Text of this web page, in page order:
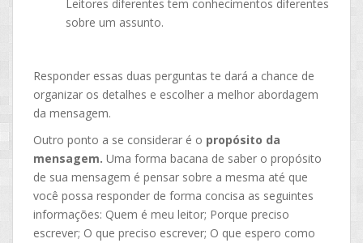
Leitores diferentes tem conhecimentos diferentes
sobre um assunto.
Responder essas duas perguntas te dará a chance de
organizar os detalhes e escolher a melhor abordagem
da mensagem.
Outro ponto a se considerar é o propósito da
mensagem. Uma forma bacana de saber o propósito
de sua mensagem é pensar sobre a mesma até que
você possa responder de forma concisa as seguintes
informações: Quem é meu leitor; Porque preciso
escrever; O que preciso escrever; O que espero como